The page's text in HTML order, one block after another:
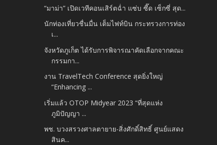
“มาม่า” เปิดเวทีคอนเสิร์ตฉ่ำ แซ่บ ซี๊ด เซ็กซี่ สุด...
นักท่องเที่ยวชื่นมื่น เต็มไฟท์บิน กระทรวงการท่อง
เ...
จังหวัดภูเก็ต ได้รับการพิจารณาคัดเลือกจากคณะ
กรรมกา...
งาน TravelTech Conference สุดยิ่งใหญ่
“Enhancing ...
เริ่มแล้ว OTOP Midyear 2023 “ที่สุดแห่ง
ภูมิปัญญา ...
พช. บวงสรวงศาลตายาย-สิ่งศักดิ์สิทธิ์ ศูนย์แสดง
สินค...